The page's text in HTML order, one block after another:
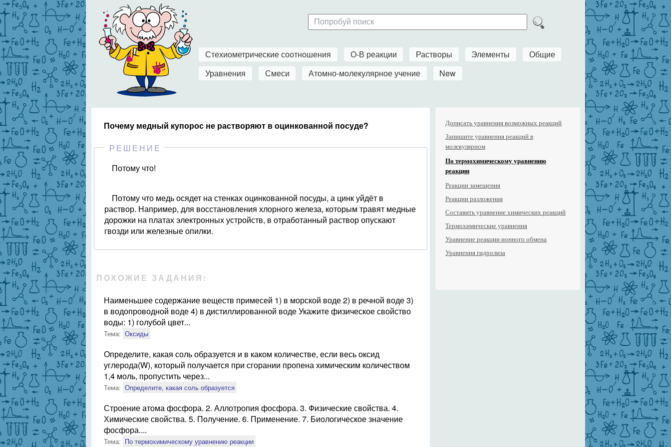
Стехиометрические соотношения О-В реакции Растворы Элементы
Общие
Уравнения
Смеси Атомно-молекулярное учение New
Почему медный купорос не растворяют в оцинкованной посуде?
РЕШЕНИЕ
Потому что!
Потому что медь осядет на стенках оцинкованной посуды, а цинк уйдёт в
раствор. Например, для восстановления хлорного железа, которым травят медные
дорожки на платах электронных устройств, в отработанный раствор опускают
гвозди или железные опилки.
ПОХОЖИЕ ЗАДАНИЯ:
Наименьшее содержание веществ примесей 1) в морской воде 2) в речной воде 3)
в водопроводной воде 4) в дистиллированной воде Укажите физическое свойство
воды: 1) голубой цвет...
Тема: Оксиды
Определите, какая соль образуется и в каком количестве, если весь оксид
углерода(W), который получается при сгорании пропена химическим количеством
1,4 моль, пропустить через...
Тема: Определите, какая соль образуется
Строение атома фосфора. 2. Аллотропия фосфора. 3. Физические свойства. 4.
Химические свойства. 5. Получение. 6. Применение. 7. Биологическое значение
фосфора....
Тема: По термохимическому уравнению реакции
Дописать уравнения возможных реакций
Запишите уравнения реакций в
молекулярном
По термохимическому уравнению
реакции
Реакции замещения
Реакции разложения
Составить уравнение химических реакций
Термохимические уравнения
Уравнение реакции ионного обмена
Уравнения гидролиза